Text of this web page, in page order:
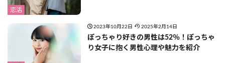
恋活
2023年10月22日 2025年2月14日
ぽっちゃり好きの男性は52％！ぽっちゃ
り女子に抱く男性心理や魅力を紹介